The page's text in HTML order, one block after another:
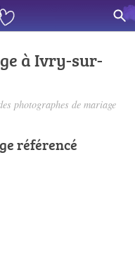
à Ivry-sur-
photographes de mariage
référencé